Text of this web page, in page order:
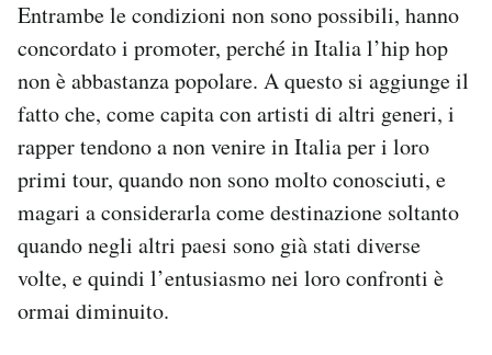
Entrambe le condizioni non sono possibili, hanno
concordato i promoter, perché in Italia l’hip hop
non è abbastanza popolare. A questo si aggiunge il
fatto che, come capita con artisti di altri generi, i
rapper tendono a non venire in Italia per i loro
primi tour, quando non sono molto conosciuti, e
magari a considerarla come destinazione soltanto
quando negli altri paesi sono già stati diverse
volte, e quindi l’entusiasmo nei loro confronti è
ormai diminuito.